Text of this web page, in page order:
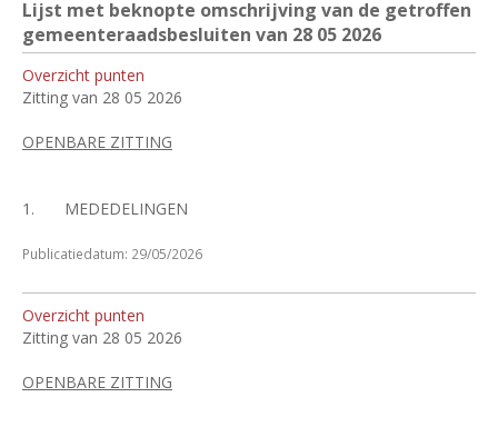
Lijst met beknopte omschrijving van de getroffen
gemeenteraadsbesluiten van 28 05 2026
Overzicht punten
Zitting van 28 05 2026
OPENBARE ZITTING
1. MEDEDELINGEN
Publicatiedatum: 29/05/2026
Overzicht punten
Zitting van 28 05 2026
OPENBARE ZITTING